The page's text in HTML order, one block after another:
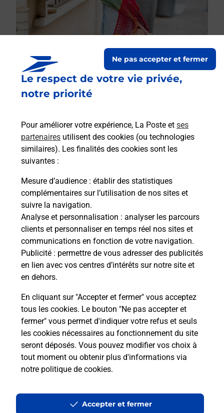
Le respect de votre vie privée,
notre priorité
Pour améliorer votre expérience, La Poste et ses
partenaires utilisent des cookies (ou technologies
similaires). Les finalités des cookies sont les
suivantes :
Mesure d’audience : établir des statistiques
complémentaires sur l’utilisation de nos sites et
suivre la navigation.
Analyse et personnalisation : analyser les parcours
clients et personnaliser en temps réel nos sites et
communications en fonction de votre navigation.
Publicité : permettre de vous adresser des publicités
en lien avec vos centres d’intérêts sur notre site et
en dehors.
En cliquant sur "Accepter et fermer" vous acceptez
tous les cookies. Le bouton "Ne pas accepter et
fermer" vous permet d'indiquer votre refus et seuls
les cookies nécessaires au fonctionnement du site
seront déposés. Vous pouvez modifier vos choix à
tout moment ou obtenir plus d'informations via
notre politique de cookies.
Ne pas accepter et fermer
Accepter et fermer
Boîte aux lettres La Poste
38 Grand Rue
68600 Dessenheim
Le lien s'ouvre dans un nouvel onglet
Boîte aux lettres La Poste
Prochaine collecte du courrierlundià 09h00
14 Grand Rue
68600 Dessenheim
Le lien s'ouvre dans un nouvel onglet
Localiser Liste Boîtes aux lettres Haut-Rhin Dessenheim
Accessibilité : partiellement conforme